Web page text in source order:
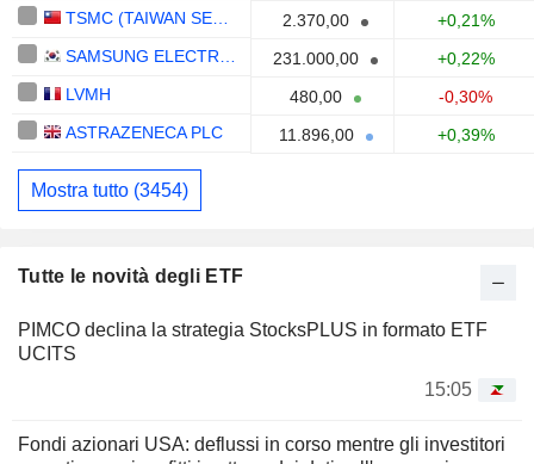
2.370,00
+0,21%
231.000,00
+0,22%
LVMH
480,00
-0,30%
ASTRAZENECA PLC
11.896,00 +0,39%
Mostra tutto (3454)
Tutte le novità degli ETF
PIMCO declina la strategia StocksPLUS in formato ETF
UCITS
15:05
Fondi azionari USA: deflussi in corso mentre gli investitori